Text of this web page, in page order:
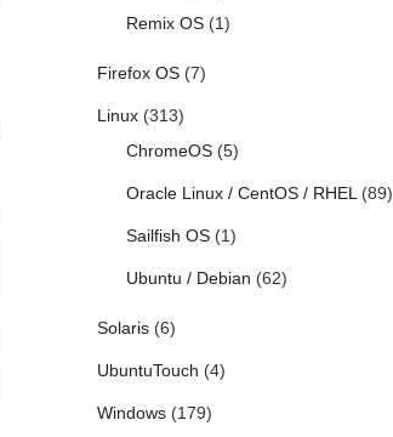
Remix OS(1)
Firefox OS(7)
Linux(313)
ChromeOS(5)
Oracle Linux / CentOS / RHEL(89)
Sailfish OS(1)
Ubuntu / Debian (62)
Solaris(6)
UbuntuTouch (4)
Windows(179)